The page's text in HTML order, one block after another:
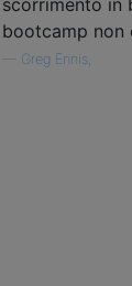
bootcamp non
Greg Ennis,